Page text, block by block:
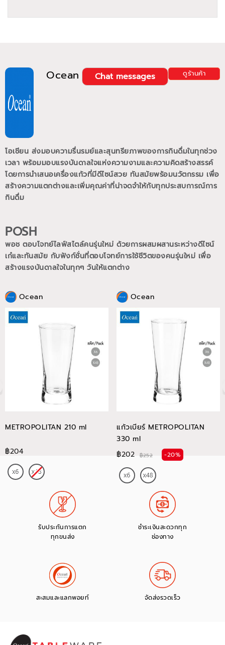
Ocean ดูร้านค้า
Chat messages
โอเชียน ส่งมอบความรื่นรมย์และสุนทรียภาพของการกินดื่มในทุกช่วง
เวลา พร้อมมอบแรงบันดาลใจแห่งความงามและความคิดสร้างสรรค์
โดยการนำเสนอเครื่องแก้วที่มีดีไซน์สวย ทันสมัยพร้อมนวัตกรรม เพื่อ
สร้างความแตกต่างและเพิ่มคุณค่าที่น่าจดจำให้กับทุกประสบการณ์การ
กินดื่ม
POSH
พอช ตอบโจทย์ไลฟ์สไตล์คนรุ่นใหม่ ด้วยการผสมผสานระหว่างดีไซน์
เก๋และทันสมัย กับฟังก์ชั่นที่ตอบโจทย์การใช้ชีวิตของคนรุ่นใหม่ เพื่อ
สร้างแรงบันดาลใจในทุกๆ วันให้แตกต่าง
Ocean
METROPOLITAN 210 ml
฿204
Ocean
แก้วเบียร์ METROPOLITAN
330 ml
฿202
฿252 -20%
รับประกันการแตก
ทุกขนส่ง
ชำระเงินสะดวกทุก
ช่องทาง
สะสมและแลกพอยท์ จัดส่งรวดเร็ว